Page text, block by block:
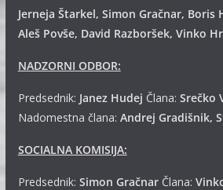
Jerneja Štarkel, Simon Gračnar, Boris
Aleš Povše, David Razboršek, Vinko
NADZORNI ODBOR:
Predsednik: Janez Hudej Člana: Srečko
Nadomestna člana: Andrej Gradišnik,
SOCIALNA KOMISIJA:
Predsednik: Simon GračnarČlana: